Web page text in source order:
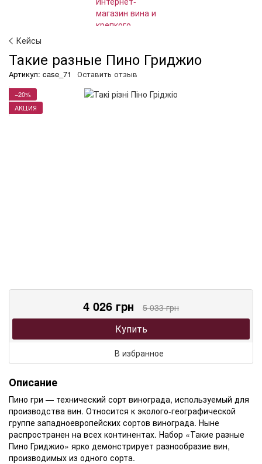
Кейсы
Такие разные Пино Гриджио
Артикул: case_71 Оставить отзыв
−20%
АКЦИЯ
4 026 грн 5 033 грн
Купить
В избранное
Описание
Пино гри — технический сорт винограда, используемый для
производства вин. Относится к эколого-географической
группе западноевропейских сортов винограда. Ныне
распространен на всех континентах. Набор «Такие разные
Пино Гриджио» ярко демонстрирует разнообразие вин,
производимых из одного сорта.